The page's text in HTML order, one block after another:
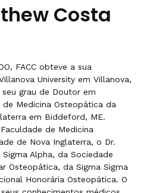
Costa
FACC obteve a sua
University em Villanova,
grau de Doutor em
Medicina Osteopática da
em Biddeford, ME.
de Medicina
de Nova Inglaterra, o Dr.
Alpha, da Sociedade
Osteopática, da Sigma Sigma
Honorária Osteopática. O